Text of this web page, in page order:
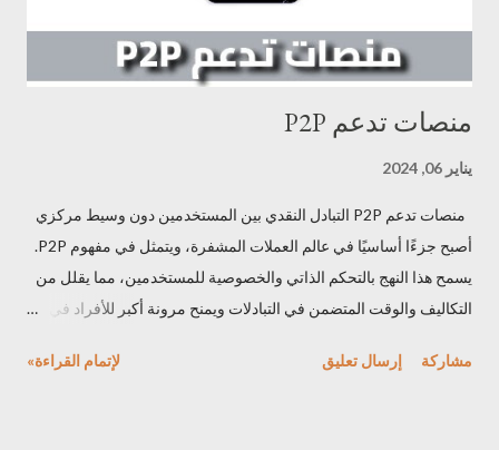
منصات تدعم P2P
يناير 06, 2024
منصات تدعم P2P التبادل النقدي بين المستخدمين دون وسيط مركزي
أصبح جزءًا أساسيًا في عالم العملات المشفرة، ويتمثل في مفهوم P2P.
يسمح هذا النهج بالتحكم الذاتي والخصوصية للمستخدمين، مما يقلل من
التكاليف والوقت المتضمن في التبادلات ويمنح مرونة أكبر للأفراد في
تعريف P2P P2P هو اختصار لـ "Peer-to-Peer"، ويُشير إلى التفاعل
مشاركة إرسال تعليق لإتمام القراءة»